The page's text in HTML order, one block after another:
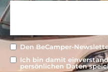
Den BeCamper-
Ich bin damit
persönlichen Daten